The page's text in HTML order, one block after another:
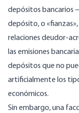
depósitos bancarios
depósito, o
relaciones deudor-
las emisiones
depósitos que no
artificialmente los
económicos.
Sin embargo, una